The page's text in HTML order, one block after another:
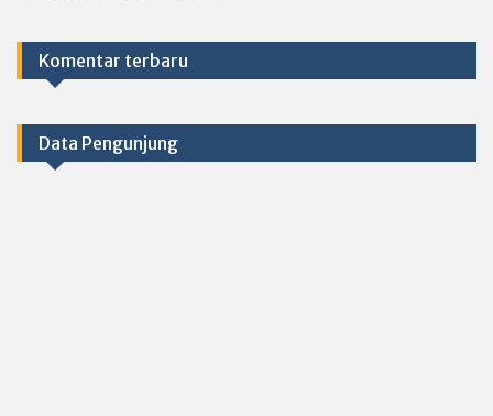
Komentar terbaru
Data Pengunjung